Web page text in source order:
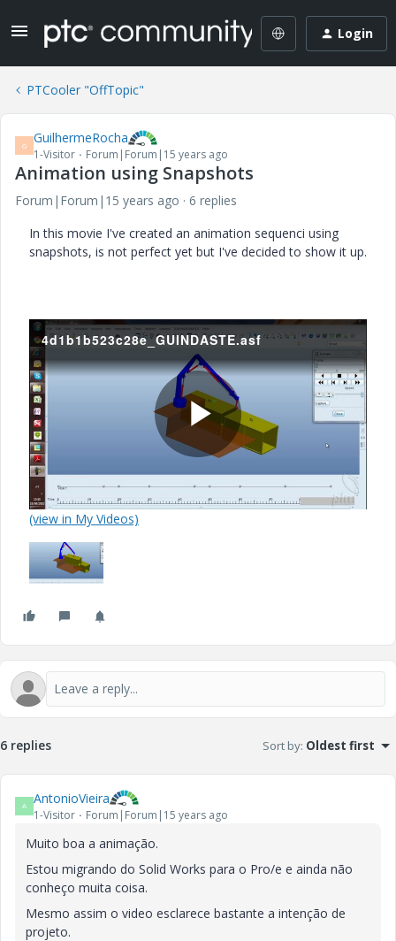
Login
PTCooler "OffTopic"
G GuilhermeRocha
1-Visitor Forum|Forum|15 years ago
Animation using Snapshots
Forum|Forum|15 years ago
6 replies
In this movie I've created an animation sequenci using
snapshots, is not perfect yet but I've decided to show it up.
4d1b1b523c28e_GUINDASTE.asf
P
a
y
V
i
(view in My Videos)
6 replies Sort by: Oldest first
A AntonioVieira
1-Visitor Forum|Forum|15 years ago
Muito boa a animação.
Estou migrando do Solid Works para o Pro/e e ainda não
conheço muita coisa.
Mesmo assim o video esclarece bastante a intenção de
projeto.